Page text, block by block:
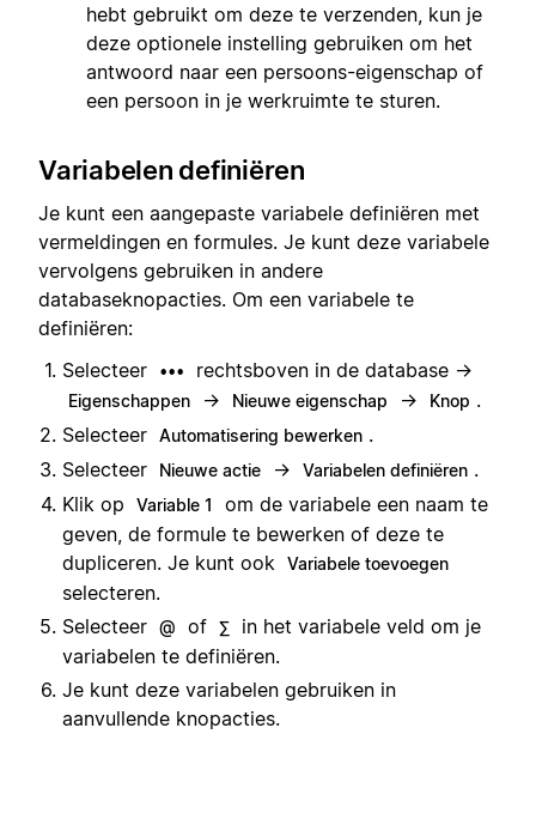
hebt gebruikt om deze te verzenden, kun je
deze optionele instelling gebruiken om het
antwoord naar een persoons-eigenschap of
een persoon in je werkruimte te sturen.
Variabelen definiëren
Je kunt een aangepaste variabele definiëren met
vermeldingen en formules. Je kunt deze variabele
vervolgens gebruiken in andere
databaseknopacties. Om een variabele te
definiëren:
Selecteer
••• rechtsboven in de database →
Eigenschappen → Nieuwe eigenschap → Knop .
Selecteer Automatisering bewerken .
Selecteer
Nieuwe actie → Variabelen definiëren .
Klik op
Variable 1
om de variabele een naam te
geven, de formule te bewerken of deze te
dupliceren. Je kunt ook
Variabele toevoegen
selecteren.
Selecteer @ of ∑
in het variabele veld om je
variabelen te definiëren.
Je kunt deze variabelen gebruiken in
aanvullende knopacties.